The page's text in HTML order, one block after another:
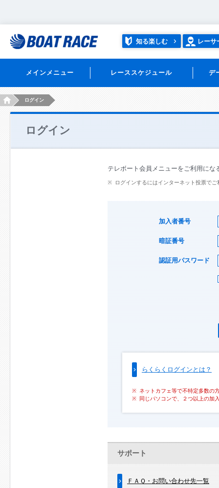
知る楽しむ レーサ
メインメニュー レーススケジュール デ
HOMEログイン
ログイン
テレボート会員メニューをご利用にな
ログインするにはインターネット投票で
加入者番号
暗証番号
認証用パスワード
らくらくログインとは？
ネットカフェ等で不特定多数の
同じパソコンで、２つ以上の加
サポート
ＦＡＱ・お問い合わせ先一覧